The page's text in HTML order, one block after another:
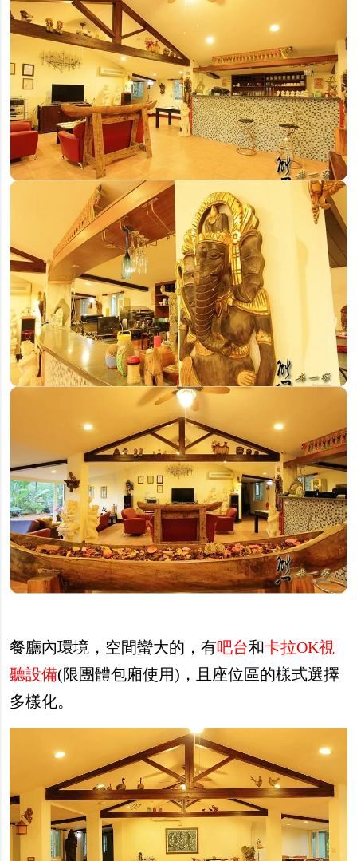
餐廳內環境，空間蠻大的，有吧台和卡拉OK視
聽設備(限團體包廂使用)，且座位區的樣式選擇
多樣化。